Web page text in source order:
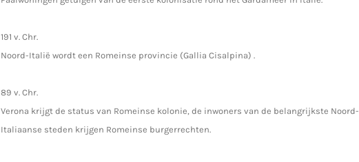
191 v. Chr.
Noord-Italië wordt een Romeinse provincie (Gallia Cisalpina) .
89 v. Chr.
Verona krijgt de status van Romeinse kolonie, de inwoners van de belangrijkste Noord-
Italiaanse steden krijgen Romeinse burgerrechten.